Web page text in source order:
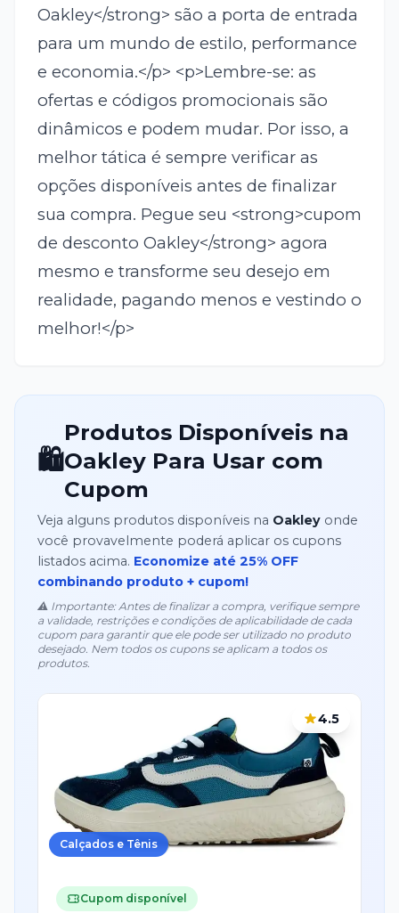
Oakley</strong> são a porta de entrada
para um mundo de estilo, performance
e economia.</p> <p>Lembre-se: as
ofertas e códigos promocionais são
dinâmicos e podem mudar. Por isso, a
melhor tática é sempre verificar as
opções disponíveis antes de finalizar
sua compra. Pegue seu <strong>cupom
de desconto Oakley</strong> agora
mesmo e transforme seu desejo em
realidade, pagando menos e vestindo o
melhor!</p>
🛍️
Produtos Disponíveis na
OakleyPara Usar com
Cupom
Veja alguns produtos disponíveis na Oakleyonde
você provavelmente poderá aplicar os cupons
listados acima. Economize até 25% OFF
combinando produto + cupom!
⚠️ Importante: Antes de finalizar a compra, verifique sempre
a validade, restrições e condições de aplicabilidade de cada
cupom para garantir que ele pode ser utilizado no produto
desejado. Nem todos os cupons se aplicam a todos os
produtos.
4.5
Calçados e Tênis
Cupom disponível